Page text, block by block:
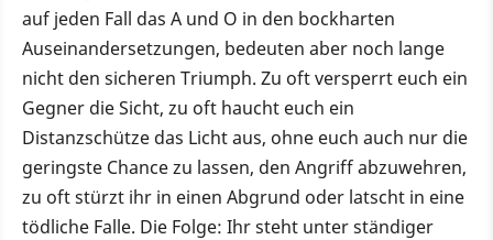
auf jeden Fall das A und O in den bockharten
Auseinandersetzungen, bedeuten aber noch lange
nicht den sicheren Triumph. Zu oft versperrt euch ein
Gegner die Sicht, zu oft haucht euch ein
Distanzschütze das Licht aus, ohne euch auch nur die
geringste Chance zu lassen, den Angriff abzuwehren,
zu oft stürzt ihr in einen Abgrund oder latscht in eine
tödliche Falle. Die Folge: Ihr steht unter ständiger